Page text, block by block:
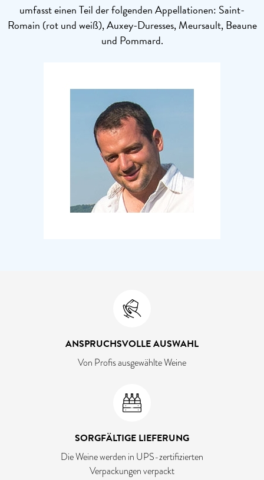
umfasst einen Teil der folgenden Appellationen: Saint-
Romain (rot und weiß), Auxey-Duresses, Meursault, Beaune
und Pommard.
ANSPRUCHSVOLLE AUSWAHL
Von Profis ausgewählte Weine
SORGFÄLTIGE LIEFERUNG
Die Weine werden in UPS-zertifizierten
Verpackungen verpackt